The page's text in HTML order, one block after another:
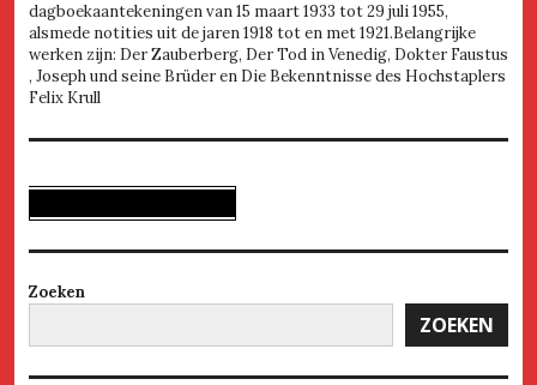
dagboekaantekeningen van 15 maart 1933 tot 29 juli 1955,
alsmede notities uit de jaren 1918 tot en met 1921.Belangrijke
werken zijn: Der Zauberberg, Der Tod in Venedig, Dokter Faustus
, Joseph und seine Brüder en Die Bekenntnisse des Hochstaplers
Felix Krull
Zoeken
ZOEKEN